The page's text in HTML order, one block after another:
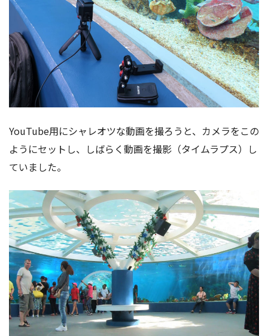
YouTube用にシャレオツな動画を撮ろうと、カメラをこの
ようにセットし、しばらく動画を撮影（タイムラプス）し
ていました。